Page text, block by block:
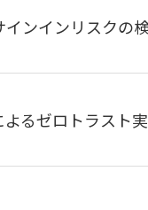
ンインリスクの
るゼロトラスト